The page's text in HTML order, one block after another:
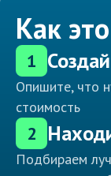
Как
1
Опишите, что
стоимость
2
Подбираем